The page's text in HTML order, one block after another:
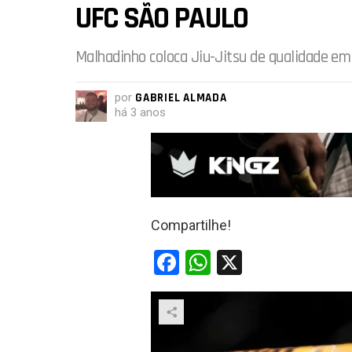
UFC SÃO PAULO
Malhadinho coloca Jiu-Jitsu de qualidade
por GABRIEL ALMADA
há 3 anos
Compartilhe!
F
a
W
h